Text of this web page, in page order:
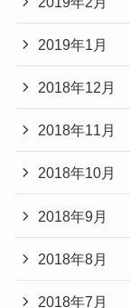
2019年1月
2018年12月
2018年11月
2018年10月
2018年9月
2018年8月
2018年7月